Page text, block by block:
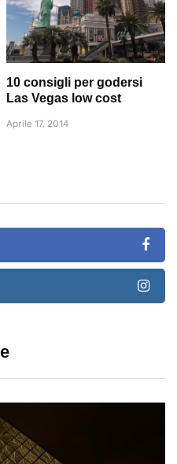
10 consigli per godersi
Las Vegas low cost
Aprile 17, 2014